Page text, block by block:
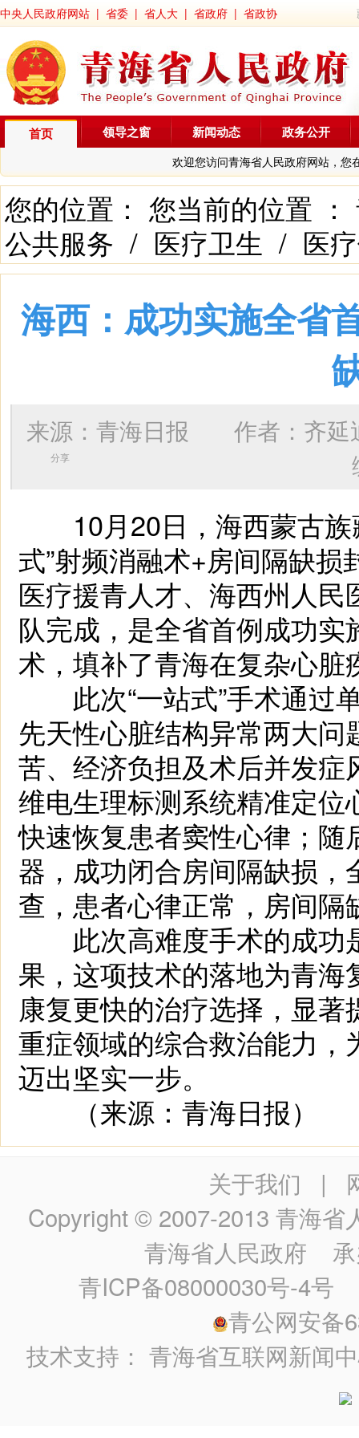
中央人民政府网站 | 省委 | 省人大 | 省政府 | 省政协
首页
欢迎您访问青海省人民政府网站，您
领导之窗 新闻动态 政务公开
您的位置： 您当前的位置 ：
公共服务 / 医疗卫生 / 医
海西：成功实施全省
来源：青海日报 作者： 齐
分享
10月20日，海西蒙古族
式”射频消融术+房间隔缺
医疗援青人才、海西州人
队完成，是全省首例成功实
术，填补了青海在复杂心脏
此次“一站式”手术通过
先天性心脏结构异常两大
苦、经济负担及术后并发
维电生理标测系统精准定
快速恢复患者窦性心律；
器，成功闭合房间隔缺损
查，患者心律正常，房间
此次高难度手术的成功
果，这项技术的落地为青
康复更快的治疗选择，显
重症领域的综合救治能力，
迈出坚实一步。
（来源：青海日报）
关于我们 |
Copyright © 2007-2013 青海省
青海省人民政府 承
青ICP备08000030号-4号
青公网安备
技术支持：青海省互联网新闻